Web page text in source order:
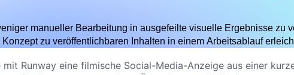
manueller Bearbeitung in ausgefeilte visuelle Ergebnisse zu
zu veröffentlichbaren Inhalten in einem Arbeitsablauf